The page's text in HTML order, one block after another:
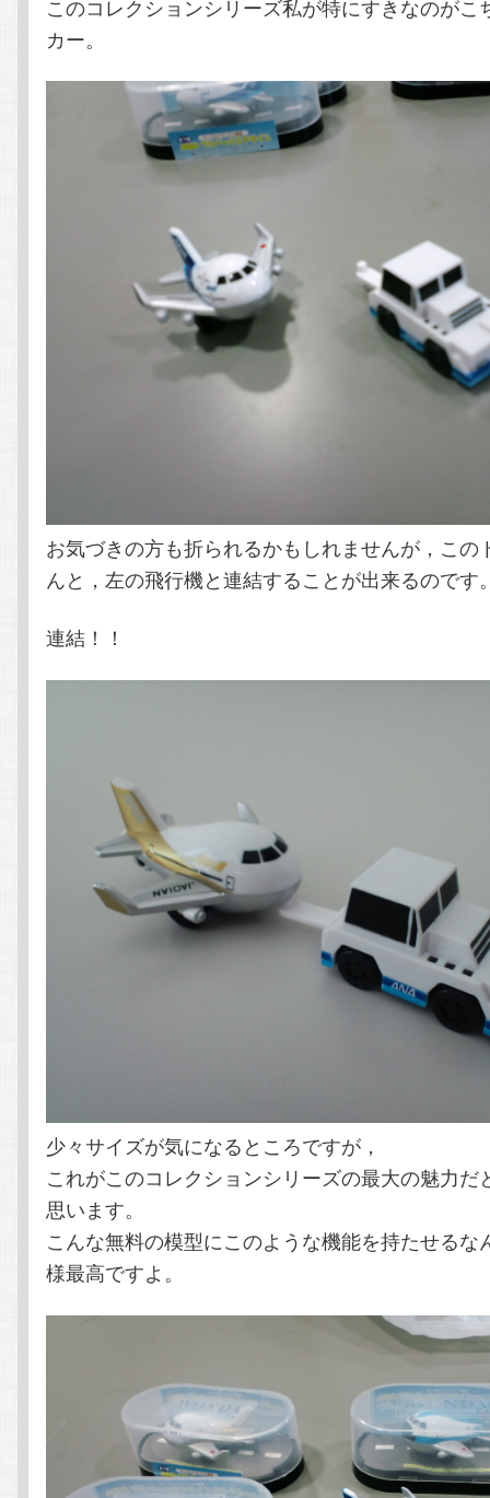
このコレクションシリーズ私が特にすきなのがこ
カー。
お気づきの方も折られるかもしれませんが，この
んと，左の飛行機と連結することが出来るのです
連結！！
少々サイズが気になるところですが，
これがこのコレクションシリーズの最大の魅力だ
思います。
こんな無料の模型にこのような機能を持たせるな
様最高ですよ。